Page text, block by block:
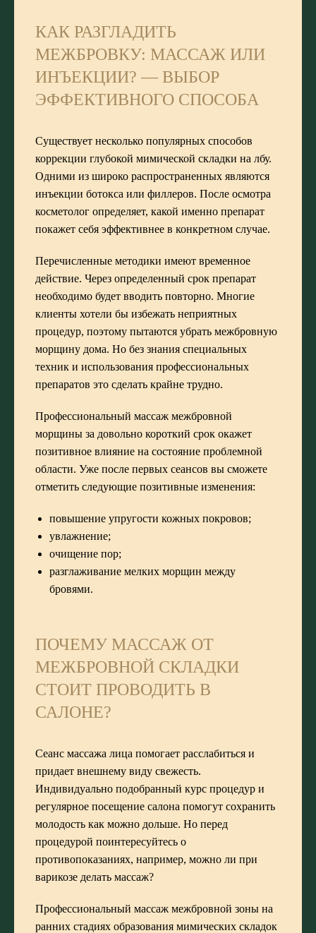
КАК РАЗГЛАДИТЬ
МЕЖБРОВКУ: МАССАЖ ИЛИ
ИНЪЕКЦИИ? — ВЫБОР
ЭФФЕКТИВНОГО СПОСОБА
Существует несколько популярных способов
коррекции глубокой мимической складки на лбу.
Одними из широко распространенных являются
инъекции ботокса или филлеров. После осмотра
косметолог определяет, какой именно препарат
покажет себя эффективнее в конкретном случае.
Перечисленные методики имеют временное
действие. Через определенный срок препарат
необходимо будет вводить повторно. Многие
клиенты хотели бы избежать неприятных
процедур, поэтому пытаются убрать межбровную
морщину дома. Но без знания специальных
техник и использования профессиональных
препаратов это сделать крайне трудно.
Профессиональный массаж межбровной
морщины за довольно короткий срок окажет
позитивное влияние на состояние проблемной
области. Уже после первых сеансов вы сможете
отметить следующие позитивные изменения:
повышение упругости кожных покровов;
увлажнение;
очищение пор;
разглаживание мелких морщин между
бровями.
ПОЧЕМУ МАССАЖ ОТ
МЕЖБРОВНОЙ СКЛАДКИ
СТОИТ ПРОВОДИТЬ В
САЛОНЕ?
Сеанс массажа лица помогает расслабиться и
придает внешнему виду свежесть.
Индивидуально подобранный курс процедур и
регулярное посещение салона помогут сохранить
молодость как можно дольше. Но перед
процедурой поинтересуйтесь о
противопоказаниях, например, можно ли при
варикозе делать массаж?
Профессиональный массаж межбровной зоны на
ранних стадиях образования мимических складок